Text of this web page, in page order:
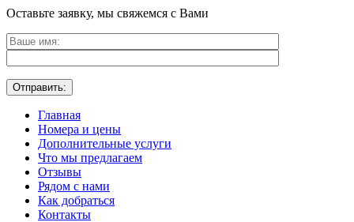
Оставьте заявку, мы свяжемся с Вами
Главная
Номера и цены
Дополнительные услуги
Что мы предлагаем
Отзывы
Рядом с нами
Как добраться
Контакты